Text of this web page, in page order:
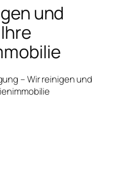
und
– Wir reinigen und